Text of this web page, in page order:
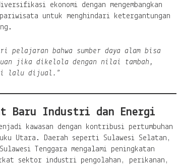
ekonomi dengan mengembangkan
untuk menghindari ketergantungan
pelajaran bahwa sumber daya alam bisa
jika dikelola dengan nilai tambah,
lalu dijual.”
Baru Industri dan Energi
kawasan dengan kontribusi pertumbuhan
Utara. Daerah seperti Sulawesi Selatan,
Tenggara mengalami peningkatan
sektor industri pengolahan, perikanan,